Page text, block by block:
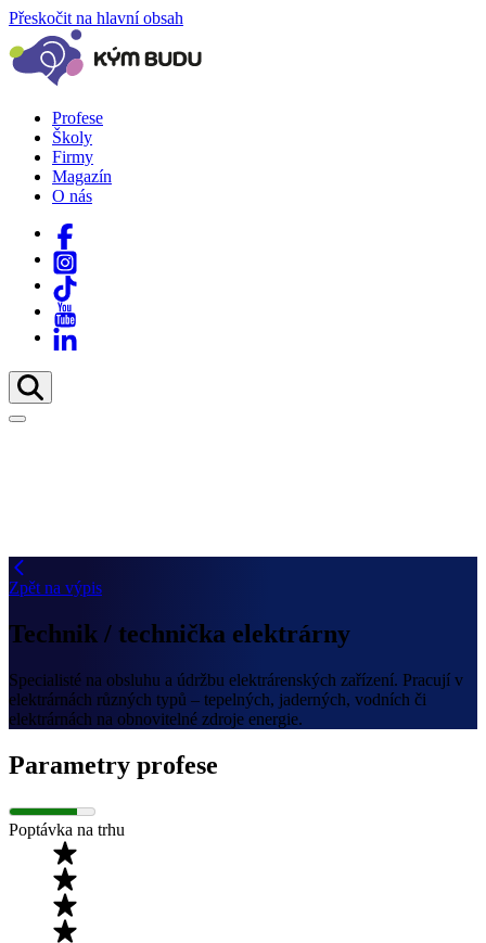
Přeskočit na hlavní obsah
Profese
Školy
Firmy
Magazín
O nás
Zpět na výpis
Technik / technička elektrárny
Specialisté na obsluhu a údržbu elektrárenských zařízení. Pracují v
elektrárnách různých typů – tepelných, jaderných, vodních či
elektrárnách na obnovitelné zdroje energie.
Parametry profese
Poptávka na trhu